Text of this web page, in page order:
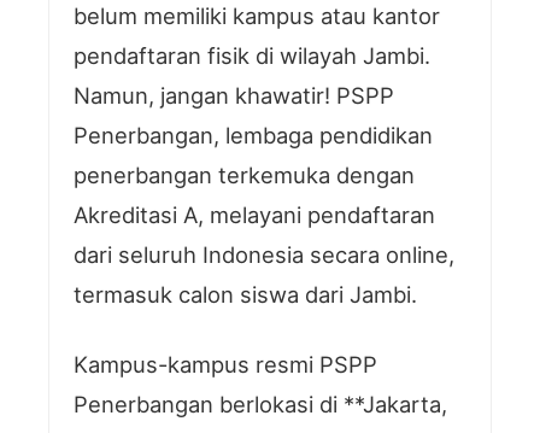
belum memiliki kampus atau kantor
pendaftaran fisik di wilayah Jambi.
Namun, jangan khawatir! PSPP
Penerbangan, lembaga pendidikan
penerbangan terkemuka dengan
Akreditasi A, melayani pendaftaran
dari seluruh Indonesia secara online,
termasuk calon siswa dari Jambi.
Kampus-kampus resmi PSPP
Penerbangan berlokasi di **Jakarta,